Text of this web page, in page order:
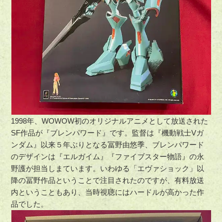
1998年、WOWOW初のオリジナルアニメとして放送された
SF作品が『ブレンパワード』です。監督は『機動戦士Vガ
ンダム』以来５年ぶりとなる冨野由悠季、ブレンパワード
のデザインは『エルガイム』『ファイブスター物語』の永
野護が担当しまています。いわゆる「エヴァショック」以
降の冨野作品ということで注目されたのですが、有料放送
内ということもあり、当時視聴にはハードルが高かった作
品でした。